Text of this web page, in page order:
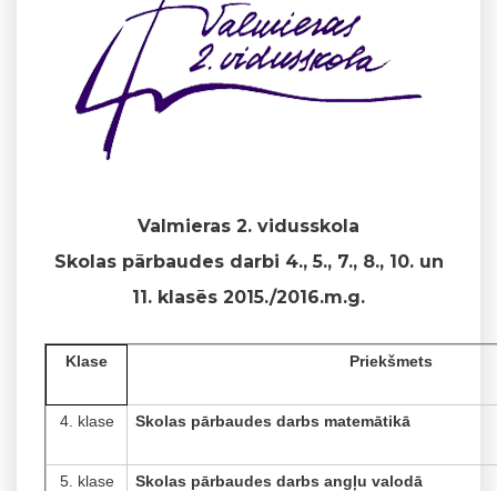
Valmieras 2. vidusskola
Skolas pārbaudes darbi 4., 5., 7., 8., 10. un
11. klasēs 2015./2016.m.g.
Klase Priekšmets
4. klase Skolas pārbaudes darbs matemātikā
5. klase Skolas pārbaudes darbs angļu valodā